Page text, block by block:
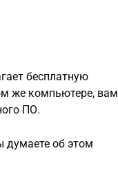
бесплатную
же компьютере, вам
ПО.
думаете об этом